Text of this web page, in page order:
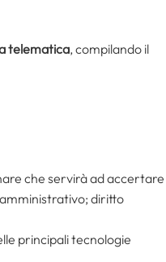
telematica, compilando il
che servirà ad accertare
diritto
principali tecnologie